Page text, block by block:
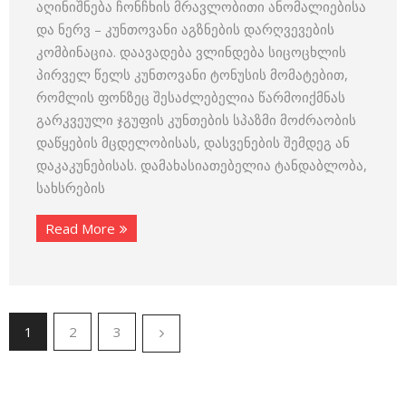
აღინიშნება ჩონჩხის მრავლობითი ანომალიებისა
და ნერვ – კუნთოვანი აგზნების დარღვევების
კომბინაცია. დაავადება ვლინდება სიცოცხლის
პირველ წელს კუნთოვანი ტონუსის მომატებით,
რომლის ფონზეც შესაძლებელია წარმოიქმნას
გარკვეული ჯგუფის კუნთების სპაზმი მოძრაობის
დაწყების მცდელობისას, დასვენების შემდეგ ან
დაკაკუნებისას. დამახასიათებელია ტანდაბლობა,
სახსრების
Read More
1 2 3